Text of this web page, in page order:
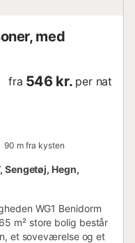
med
fra 546 kr. per nat
90 m fra kysten
Sengetøj, Hegn,
WG1 Benidorm
m² store bolig består
et soveværelse og et